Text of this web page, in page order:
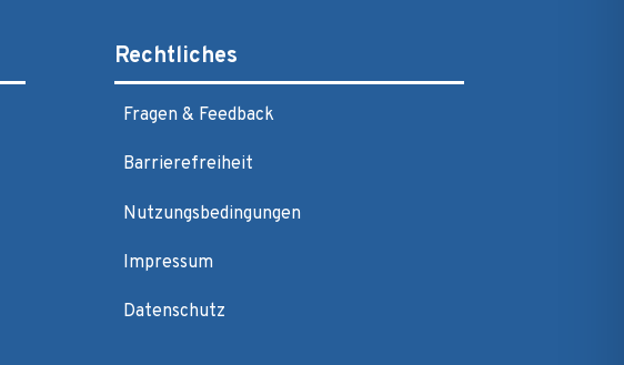
Rechtliches
Fragen & Feedback
Barrierefreiheit
Nutzungsbedingungen
Impressum
Datenschutz